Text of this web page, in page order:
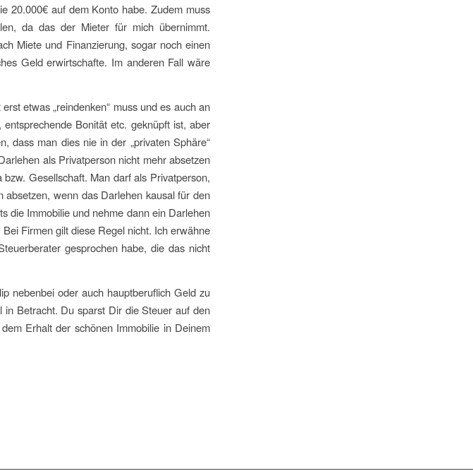
20.000€ auf dem Konto habe. Zudem muss
da das der Mieter für mich übernimmt.
Miete und Finanzierung, sogar noch einen
Geld erwirtschafte. Im anderen Fall wäre
etwas „reindenken“ muss und es auch an
Bonität etc. geknüpft ist, aber
dass man dies nie in der „privaten Sphäre“
als Privatperson nicht mehr absetzen
Gesellschaft. Man darf als Privatperson,
wenn das Darlehen kausal für den
die Immobilie und nehme dann ein Darlehen
Firmen gilt diese Regel nicht. Ich erwähne
gesprochen habe, die das nicht
nebenbei oder auch hauptberuflich Geld zu
in Betracht. Du sparst Dir die Steuer auf den
Erhalt der schönen Immobilie in Deinem